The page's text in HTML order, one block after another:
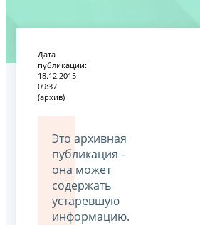
Дата
публикации:
18.12.2015
09:37
(архив)
Это архивная
публикация -
она может
содержать
устаревшую
информацию.